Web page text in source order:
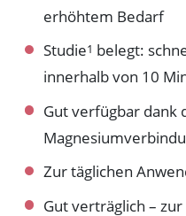
erhöhtem Bedarf
Studie1 belegt:
innerhalb von 10
Gut verfügbar dank
Zur täglichen
Gut verträglich –